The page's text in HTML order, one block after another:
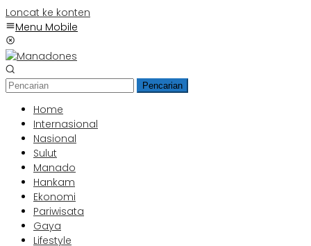
Loncat ke konten
Menu Mobile
Pencarian
Home
Internasional
Nasional
Sulut
Manado
Hankam
Ekonomi
Pariwisata
Gaya
Lifestyle